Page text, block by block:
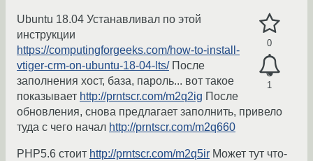
0
1
Ubuntu 18.04 Устанавливал по этой
инструкции
https://computingforgeeks.com/how-to-install-
vtiger-crm-on-ubuntu-18-04-lts/После
заполнения хост, база, пароль... вот такое
показывает http://prntscr.com/m2q2ig После
обновления, снова предлагает заполнить, привело
туда с чего начал http://prntscr.com/m2q660
PHP5.6 cтоит http://prntscr.com/m2q5ir Может тут что-